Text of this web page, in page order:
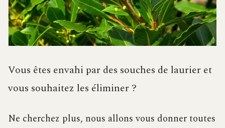
Vous êtes envahi par des souches de laurier et
vous souhaitez les éliminer ?
Ne cherchez plus, nous allons vous donner toutes